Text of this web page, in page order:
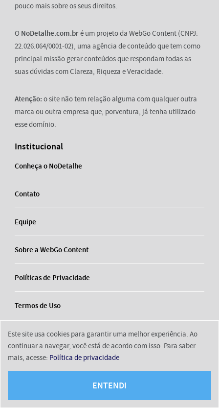
pouco mais sobre os seus direitos.
O NoDetalhe.com.bré um projeto da WebGo Content (CNPJ:
22.026.064/0001-02), uma agência de conteúdo que tem como
principal missão gerar conteúdos que respondam todas as
suas dúvidas com Clareza, Riqueza e Veracidade.
Atenção: o site não tem relação alguma com qualquer outra
marca ou outra empresa que, porventura, já tenha utilizado
esse domínio.
Institucional
Conheça o NoDetalhe
Contato
Equipe
Sobre a WebGo Content
Políticas de Privacidade
Termos de Uso
2026 © NoDetalhe
Conheça o NoDetalhe
Contato
Equipe
Sobre a WebGo Content
Políticas de Privacidade
Este site usa cookies para garantir uma melhor experiência. Ao
continuar a navegar, você está de acordo com isso. Para saber
mais, acesse: Política de privacidade
ENTENDI